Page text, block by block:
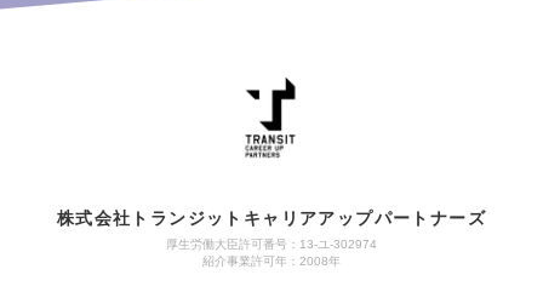
株式会社トランジットキャリアアップパートナーズ
厚生労働大臣許可番号：13-ユ-302974
紹介事業許可年：2008年